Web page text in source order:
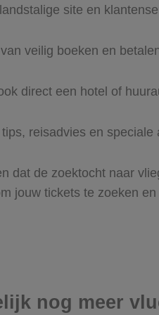
site en
veilig boeken en
direct een hotel of
reisadvies en
dat de zoektocht naar
jouw tickets te zoeken
nog meer